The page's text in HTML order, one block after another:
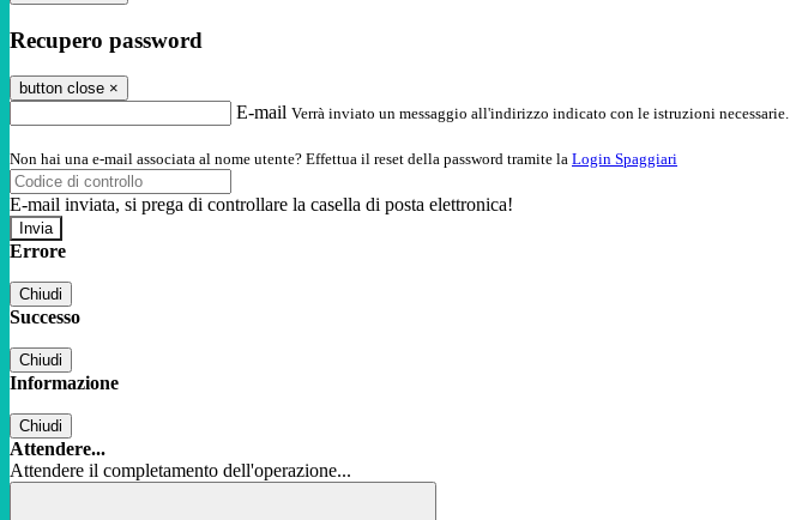
Recupero password
button close ×
E-mail Verrà inviato un messaggio all'indirizzo indicato con le istruzioni necessarie.
Non hai una e-mail associata al nome utente? Effettua il reset della password tramite la Login Spaggiari
E-mail inviata, si prega di controllare la casella di posta elettronica!
Errore
Chiudi
Successo
Chiudi
Informazione
Chiudi
Attendere...
Attendere il completamento dell'operazione...